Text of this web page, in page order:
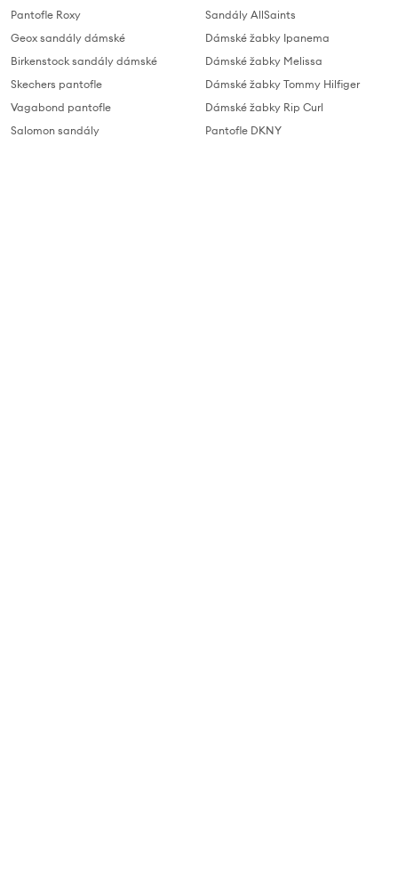
Pantofle Roxy
Geox sandály dámské
Birkenstock sandály dámské
Skechers pantofle
Vagabond pantofle
Salomon sandály
Sandály AllSaints
Dámské žabky Ipanema
Dámské žabky Melissa
Dámské žabky Tommy Hilfiger
Dámské žabky Rip Curl
Pantofle DKNY